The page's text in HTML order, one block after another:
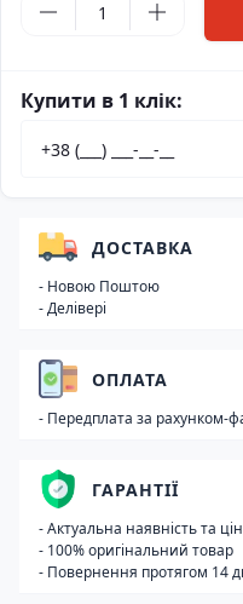
Купити в 1 клік:
ДОСТАВКА
- Новою Поштою
- Делівері
ОПЛАТА
- Передплата за рахунком-
ГАРАНТІЇ
- Актуальна наявність та
- 100% оригінальний товар
- Повернення протягом 14